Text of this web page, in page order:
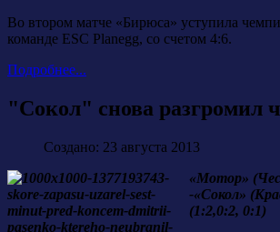
Во втором матче «Бирюса» уступила
команде ESC Planegg, со счетом 4:6.
Подробнее...
"Сокол" снова разгромил
Создано: 23 августа 2013
«Мотор»
-«Сокол»
(1:2,0:2, 0:1)